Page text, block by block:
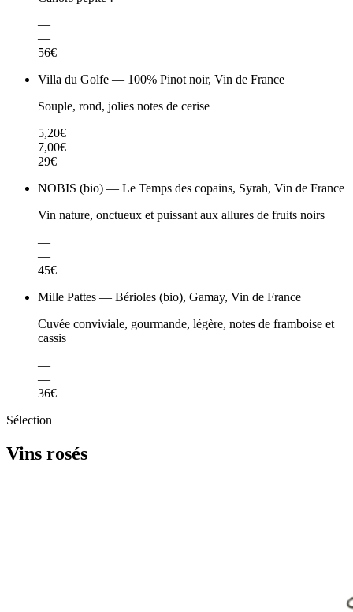
—
—
56€
Villa du Golfe — 100% Pinot noir, Vin de France
Souple, rond, jolies notes de cerise
5,20€
7,00€
29€
NOBIS (bio) — Le Temps des copains, Syrah, Vin de France
Vin nature, onctueux et puissant aux allures de fruits noirs
—
—
45€
Mille Pattes — Bérioles (bio), Gamay, Vin de France
Cuvée conviviale, gourmande, légère, notes de framboise et
cassis
—
—
36€
Sélection
Vins rosés